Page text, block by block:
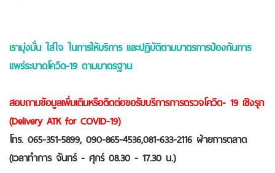
เรามุ่งมั่น ใส่ใจ ในการให้บริการ และปฎิบัติตามมาตรการป้องกันการ
แพร่ระบาดโควิด-19 ตามมาตรฐาน
สอบถามข้อมูลเพิ่มเติมหรือติดต่อขอรับบริการการตรวจโควิด- 19 เชิงรุก
(Delivery ATK for COVID-19)
โทร. 065-351-5899, 090-865-4536,081-633-2116 ฝ่ายการตลาด
(เวลาทำการ จันทร์ - ศุกร์ 08.30 - 17.30 น.)